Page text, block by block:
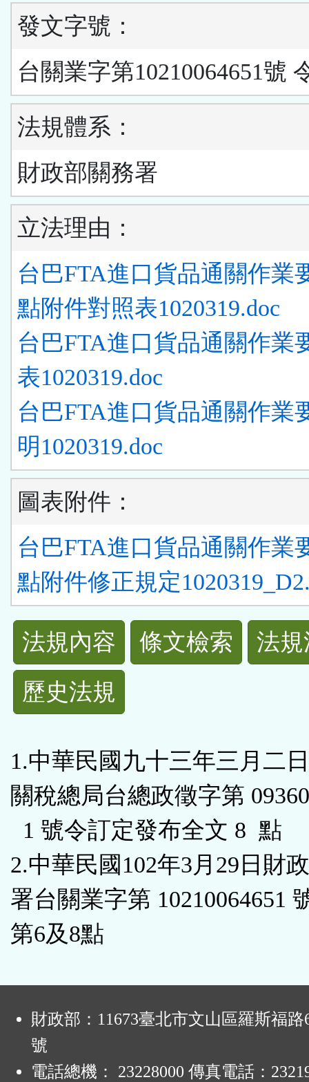
發文字號：
台關業字第10210064651號
法規體系：
財政部關務署
立法理由：
台巴FTA進口貨品通關作業
點附件對照表1020319.doc
台巴FTA進口貨品通關作業
表1020319.doc
台巴FTA進口貨品通關作業
明1020319.doc
圖表附件：
台巴FTA進口貨品通關作業
點附件修正規定
法
規
功
按
鈕
區
法規內容 條文檢索
法
歷史法規
1.中華民國九十三年三月二
關稅總局台總政徵字第
1 號令訂定發布全文 8 點
2.中華民國102年3月29日財
署台關業字第 10210064651
第6及8點
財政部：11673臺北市文山區羅斯福路
號
電話總機： 23228000 傳真電話：